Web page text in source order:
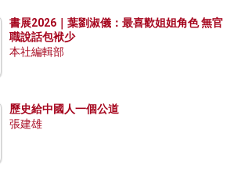
書展2026｜葉劉淑儀：最喜歡姐姐角色 無官
職說話包袱少
本社編輯部
歷史給中國人一個公道
張建雄